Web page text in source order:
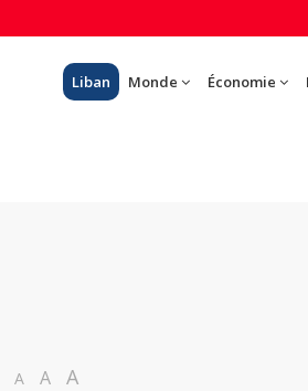
Liban Monde Économie
A A A